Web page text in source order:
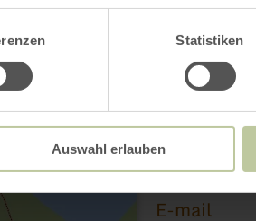
Statistiken
Auswahl erlauben
Anlegestelle
Kermeterufer
52396
+49 2446
E-mail